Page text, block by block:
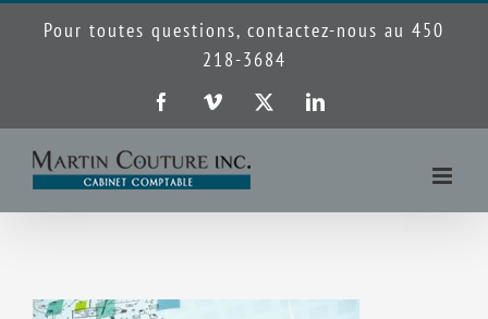
Pour toutes questions, contactez-nous au 450
218-3684
FacebookVimeo LinkedIn